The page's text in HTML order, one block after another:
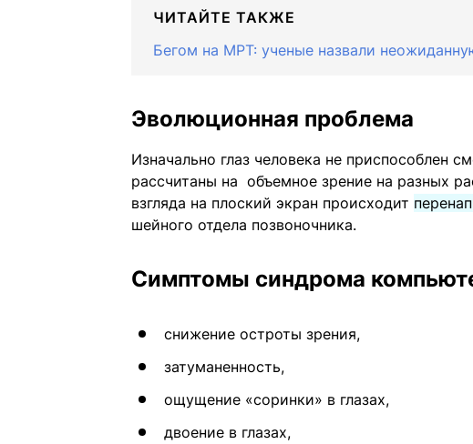
ЧИТАЙТЕ ТАКЖЕ
Бегом на МРТ: ученые назвали
Эволюционная проблема
Изначально глаз человека не приспособлен
рассчитаны на объемное зрение на разных
взгляда на плоский экран происходит
шейного отдела позвоночника.
Симптомы синдрома
снижение остроты зрения,
затуманенность,
ощущение «соринки» в глазах,
двоение в глазах,